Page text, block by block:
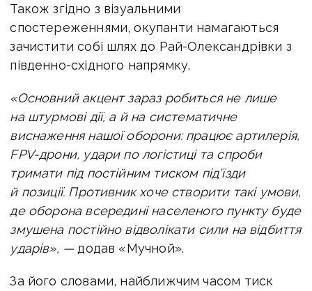
Також згідно з візуальними
спостереженнями, окупанти намагаються
зачистити собі шлях до Рай-Олександрівки з
південно-східного напрямку.
«Основний акцент зараз робиться не лише
на штурмові дії, а й на систематичне
виснаження нашої оборони: працює артилерія,
FPV-дрони, удари по логістиці та спроби
тримати під постійним тиском під'їзди
й позиції. Противник хоче створити такі умови,
де оборона всередині населеного пункту буде
змушена постійно відволікати сили на відбиття
ударів», —додав «Мучной».
За його словами, найближчим часом тиск